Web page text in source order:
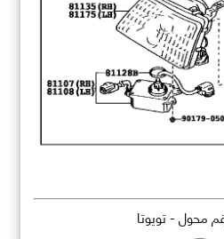
محول - تويوتا